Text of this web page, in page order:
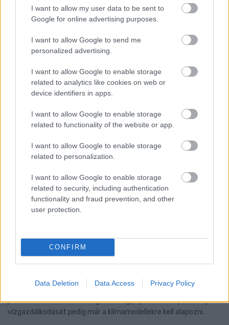
I want to allow my user data to be sent to
Google for online advertising purposes.
I want to allow Google to send me
personalized advertising.
I want to allow Google to enable storage
related to analytics like cookies on web or
device identifiers in apps.
I want to allow Google to enable storage
related to functionality of the website or app.
I want to allow Google to enable storage
related to personalization.
I want to allow Google to enable storage
related to security, including authentication
functionality and fraud prevention, and other
user protection.
CONFIRM
Data Deletion Data Access Privacy Policy
A TISZA Párt frakciója kezdeményezte az államfőválasztás
augusztus 11-re való kitűzését - a kormánypárti jelölt személye
ugyanakkor egyelőre nem ismert.
SZAKÉRTŐ A DUNA ALACSONY VÍZÁLLÁSÁRÓL: A
VÍZLÉPCSŐ SEM CSODASZER ÖNMAGÁBAN, A
A BME vízmérnöke szerint a Paksi Atomerőmű helyzetére sem
jelentene automatikus megoldást egy új dunai vízlépcső - a jövő
vízgazdálkodását pedig már a klímamodellekre kell alapozni.